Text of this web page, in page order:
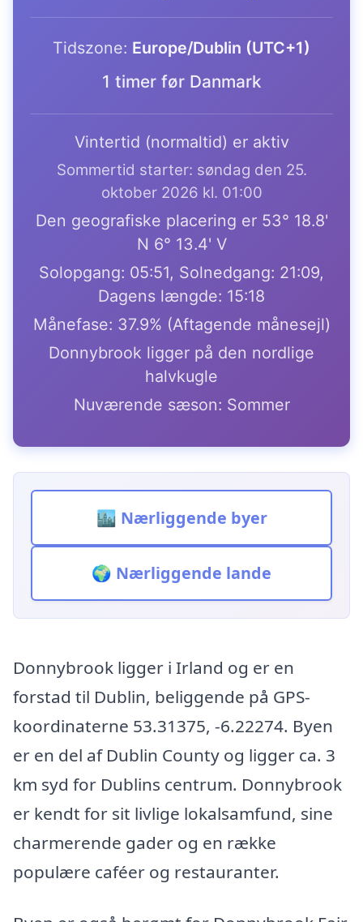
Tidszone: Europe/Dublin (UTC+1)
1 timer før Danmark
Vintertid (normaltid) er aktiv
Sommertid starter: søndag den 25.
oktober 2026 kl. 01:00
Den geografiske placering er 53° 18.8'
N 6° 13.4' V
Solopgang: 05:51, Solnedgang: 21:09,
Dagens længde: 15:18
Månefase: 37.9% (Aftagende månesejl)
Donnybrook ligger på den nordlige
halvkugle
Nuværende sæson: Sommer
🏙️ Nærliggende byer
🌍 Nærliggende lande
Donnybrook ligger i Irland og er en
forstad til Dublin, beliggende på GPS-
koordinaterne 53.31375, -6.22274. Byen
er en del af Dublin County og ligger ca. 3
km syd for Dublins centrum. Donnybrook
er kendt for sit livlige lokalsamfund, sine
charmerende gader og en række
populære caféer og restauranter.